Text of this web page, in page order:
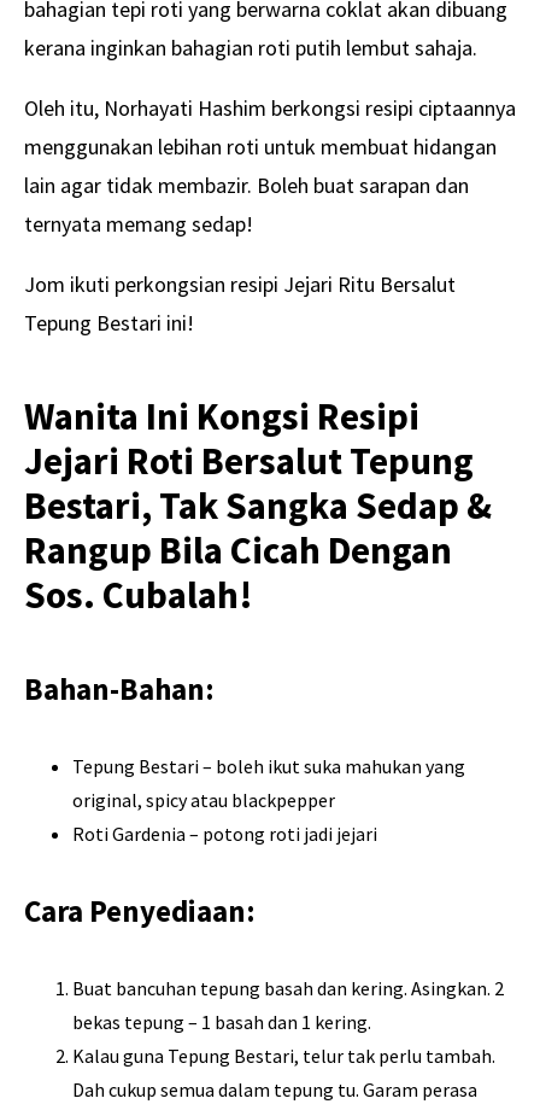
bahagian tepi roti yang berwarna coklat akan dibuang
kerana inginkan bahagian roti putih lembut sahaja.
Oleh itu, Norhayati Hashim berkongsi resipi ciptaannya
menggunakan lebihan roti untuk membuat hidangan
lain agar tidak membazir. Boleh buat sarapan dan
ternyata memang sedap!
Jom ikuti perkongsian resipi Jejari Ritu Bersalut
Tepung Bestari ini!
Wanita Ini Kongsi Resipi
Jejari Roti Bersalut Tepung
Bestari, Tak Sangka Sedap &
Rangup Bila Cicah Dengan
Sos. Cubalah!
Bahan-Bahan:
Tepung Bestari – boleh ikut suka mahukan yang
original, spicy atau blackpepper
Roti Gardenia – potong roti jadi jejari
Cara Penyediaan:
Buat bancuhan tepung basah dan kering. Asingkan. 2
bekas tepung – 1 basah dan 1 kering.
Kalau guna Tepung Bestari, telur tak perlu tambah.
Dah cukup semua dalam tepung tu. Garam perasa